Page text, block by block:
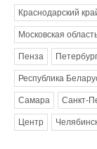
Краснодарский
Московская
Пенза Петербург
Республика
Самара Санкт-
Центр